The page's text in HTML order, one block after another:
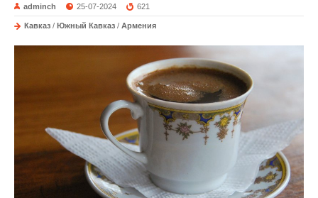
adminch 25-07-2024 621
Кавказ / Южный Кавказ / Армения